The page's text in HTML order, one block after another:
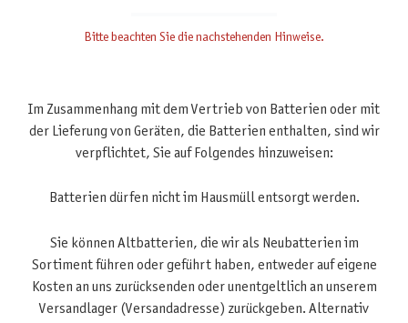
Bitte beachten Sie die nachstehenden Hinweise.
Im Zusammenhang mit dem Vertrieb von Batterien oder mit
der Lieferung von Geräten, die Batterien enthalten, sind wir
verpflichtet, Sie auf Folgendes hinzuweisen:
Batterien dürfen nicht im Hausmüll entsorgt werden.
Sie können Altbatterien, die wir als Neubatterien im
Sortiment führen oder geführt haben, entweder auf eigene
Kosten an uns zurücksenden oder unentgeltlich an unserem
Versandlager (Versandadresse) zurückgeben. Alternativ